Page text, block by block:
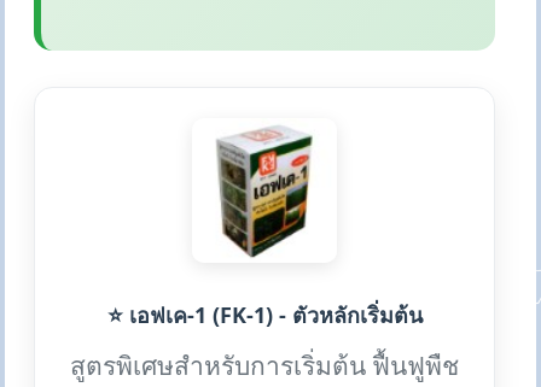
⭐ เอฟเค-1 (FK-1) - ตัวหลักเริ่มต้น
สูตรพิเศษสำหรับการเริ่มต้น ฟื้นฟูพืช